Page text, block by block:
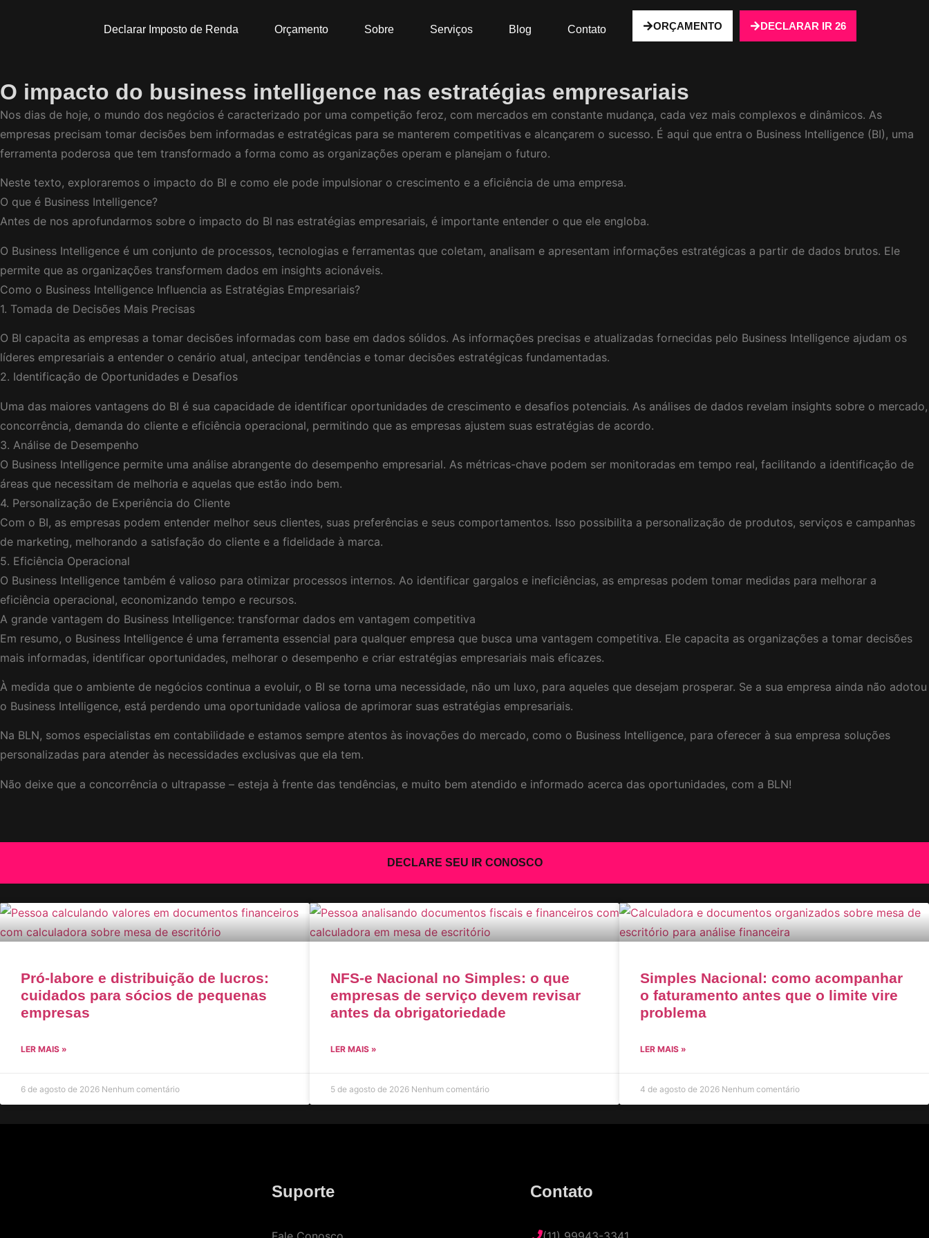
Declarar Imposto de Renda Orçamento Sobre Serviços Blog Contato ORÇAMENTO DECLARAR IR 26
O impacto do business intelligence nas estratégias empresariais
Nos dias de hoje, o mundo dos negócios é caracterizado por uma competição feroz, com mercados em constante mudança, cada vez mais complexos e dinâmicos. As
empresas precisam tomar decisões bem informadas e estratégicas para se manterem competitivas e alcançarem o sucesso. É aqui que entra o Business Intelligence (BI), uma
ferramenta poderosa que tem transformado a forma como as organizações operam e planejam o futuro.
Neste texto, exploraremos o impacto do BI e como ele pode impulsionar o crescimento e a eficiência de uma empresa.
O que é Business Intelligence?
Antes de nos aprofundarmos sobre o impacto do BI nas estratégias empresariais, é importante entender o que ele engloba.
O Business Intelligence é um conjunto de processos, tecnologias e ferramentas que coletam, analisam e apresentam informações estratégicas a partir de dados brutos. Ele
permite que as organizações transformem dados em insights acionáveis.
Como o Business Intelligence Influencia as Estratégias Empresariais?
1. Tomada de Decisões Mais Precisas
O BI capacita as empresas a tomar decisões informadas com base em dados sólidos. As informações precisas e atualizadas fornecidas pelo Business Intelligence ajudam os
líderes empresariais a entender o cenário atual, antecipar tendências e tomar decisões estratégicas fundamentadas.
2. Identificação de Oportunidades e Desafios
Uma das maiores vantagens do BI é sua capacidade de identificar oportunidades de crescimento e desafios potenciais. As análises de dados revelam insights sobre o mercado,
concorrência, demanda do cliente e eficiência operacional, permitindo que as empresas ajustem suas estratégias de acordo.
3. Análise de Desempenho
O Business Intelligence permite uma análise abrangente do desempenho empresarial. As métricas-chave podem ser monitoradas em tempo real, facilitando a identificação de
áreas que necessitam de melhoria e aquelas que estão indo bem.
4. Personalização de Experiência do Cliente
Com o BI, as empresas podem entender melhor seus clientes, suas preferências e seus comportamentos. Isso possibilita a personalização de produtos, serviços e campanhas
de marketing, melhorando a satisfação do cliente e a fidelidade à marca.
5. Eficiência Operacional
O Business Intelligence também é valioso para otimizar processos internos. Ao identificar gargalos e ineficiências, as empresas podem tomar medidas para melhorar a
eficiência operacional, economizando tempo e recursos.
A grande vantagem do Business Intelligence: transformar dados em vantagem competitiva
Em resumo, o Business Intelligence é uma ferramenta essencial para qualquer empresa que busca uma vantagem competitiva. Ele capacita as organizações a tomar decisões
mais informadas, identificar oportunidades, melhorar o desempenho e criar estratégias empresariais mais eficazes.
À medida que o ambiente de negócios continua a evoluir, o BI se torna uma necessidade, não um luxo, para aqueles que desejam prosperar. Se a sua empresa ainda não adotou
o Business Intelligence, está perdendo uma oportunidade valiosa de aprimorar suas estratégias empresariais.
Na BLN, somos especialistas em contabilidade e estamos sempre atentos às inovações do mercado, como o Business Intelligence, para oferecer à sua empresa soluções
personalizadas para atender às necessidades exclusivas que ela tem.
Não deixe que a concorrência o ultrapasse – esteja à frente das tendências, e muito bem atendido e informado acerca das oportunidades, com a BLN!
DECLARE SEU IR CONOSCO
Pró-labore e distribuição de lucros:
cuidados para sócios de pequenas
empresas
LER MAIS »
6 de agosto de 2026 Nenhum comentário
NFS-e Nacional no Simples: o que
empresas de serviço devem revisar
antes da obrigatoriedade
LER MAIS »
5 de agosto de 2026 Nenhum comentário
Simples Nacional: como acompanhar
o faturamento antes que o limite vire
problema
LER MAIS »
4 de agosto de 2026 Nenhum comentário
Suporte Contato